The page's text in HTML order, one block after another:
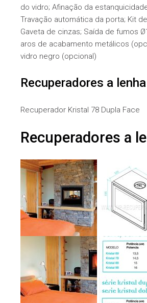
do vidro; Afinação da
Travação automática da porta; Kit
Gaveta de cinzas; Saída de fumos
aros de acabamento metálicos
vidro negro (opcional)
Recuperadores a lenha
Recuperador Kristal 78 Dupla Face
Recuperadores a